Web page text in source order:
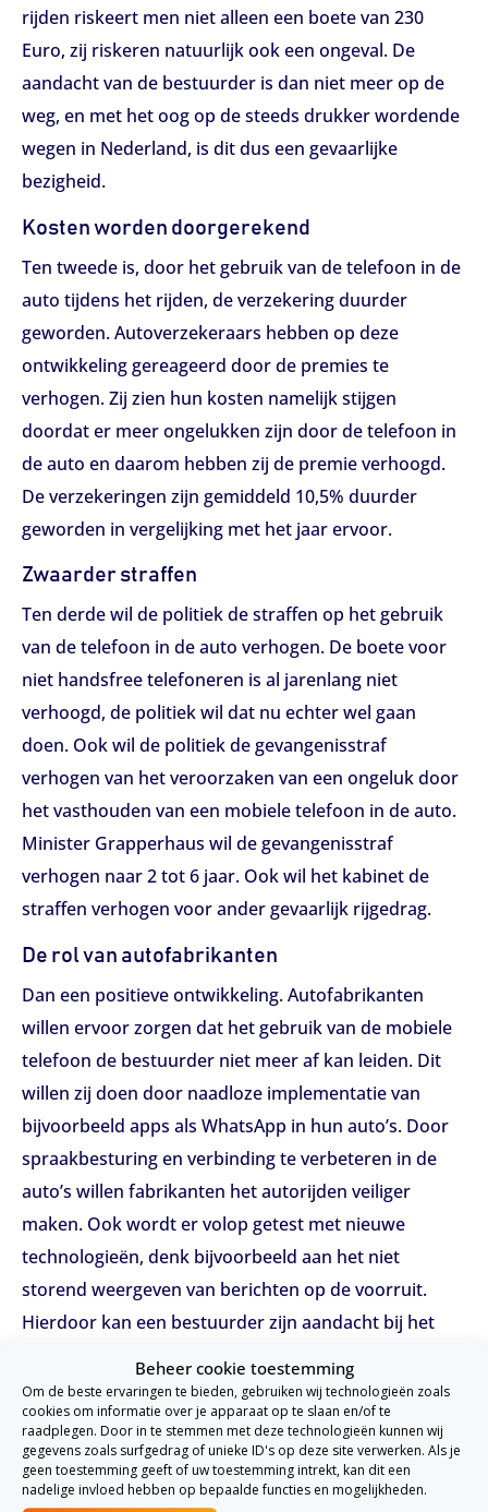
Beheer cookie toestemming
Om de beste ervaringen te bieden, gebruiken wij technologieën zoals
cookies om informatie over je apparaat op te slaan en/of te
raadplegen. Door in te stemmen met deze technologieën kunnen wij
gegevens zoals surfgedrag of unieke ID's op deze site verwerken. Als je
geen toestemming geeft of uw toestemming intrekt, kan dit een
nadelige invloed hebben op bepaalde functies en mogelijkheden.
rijden riskeert men niet alleen een boete van 230
Euro, zij riskeren natuurlijk ook een ongeval. De
aandacht van de bestuurder is dan niet meer op de
weg, en met het oog op de steeds drukker wordende
wegen in Nederland, is dit dus een gevaarlijke
bezigheid.
Kosten worden doorgerekend
Ten tweede is, door het gebruik van de telefoon in de
auto tijdens het rijden, de verzekering duurder
geworden. Autoverzekeraars hebben op deze
ontwikkeling gereageerd door de premies te
verhogen. Zij zien hun kosten namelijk stijgen
doordat er meer ongelukken zijn door de telefoon in
de auto en daarom hebben zij de premie verhoogd.
De verzekeringen zijn gemiddeld 10,5% duurder
geworden in vergelijking met het jaar ervoor.
Zwaarder straffen
Ten derde wil de politiek de straffen op het gebruik
van de telefoon in de auto verhogen. De boete voor
niet handsfree telefoneren is al jarenlang niet
verhoogd, de politiek wil dat nu echter wel gaan
doen. Ook wil de politiek de gevangenisstraf
verhogen van het veroorzaken van een ongeluk door
het vasthouden van een mobiele telefoon in de auto.
Minister Grapperhaus wil de gevangenisstraf
verhogen naar 2 tot 6 jaar. Ook wil het kabinet de
straffen verhogen voor ander gevaarlijk rijgedrag.
De rol van autofabrikanten
Dan een positieve ontwikkeling. Autofabrikanten
willen ervoor zorgen dat het gebruik van de mobiele
telefoon de bestuurder niet meer af kan leiden. Dit
willen zij doen door naadloze implementatie van
bijvoorbeeld apps als WhatsApp in hun auto’s. Door
spraakbesturing en verbinding te verbeteren in de
auto’s willen fabrikanten het autorijden veiliger
maken. Ook wordt er volop getest met nieuwe
technologieën, denk bijvoorbeeld aan het niet
storend weergeven van berichten op de voorruit.
Hierdoor kan een bestuurder zijn aandacht bij het
communiceren.
Handsfree bellen
Een oplossing voor het probleem is nog steeds de
carkit. Je kan door de carkit blijven communiceren en